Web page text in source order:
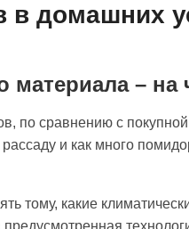
в домашних
материала – на
по сравнению с
и как много
тому, какие